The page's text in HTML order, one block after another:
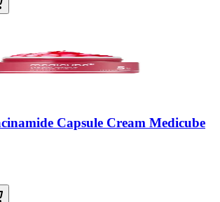
Capsule Cream Medicube